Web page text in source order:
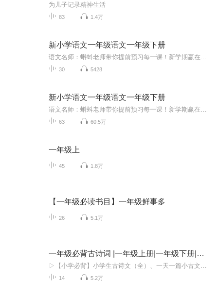
为儿子记录精神生活
83 1.4万
新小学语文一年级语文一年级下册
30 5428
新小学语文一年级语文一年级下册
63 60.5万
一年级上
45 1.8万
【一年级必读书目】一年级鲜事多
26 5.1万
一年级必背古诗词 |一年级上册|一年级下册|古诗文
14 5.2万